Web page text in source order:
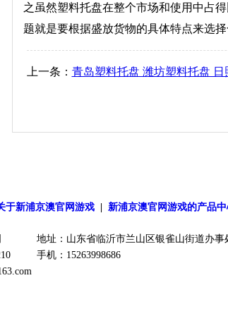
之虽然塑料托盘在整个市场和使用中占
题就是要根据盛放货物的具体特点来选
上一条： 青岛塑料托盘 潍坊塑料托盘
于新浦京澳官网游戏 新浦京澳官网游戏的产品
地址：山东省临沂市兰山区银雀山街道办事
手机：15263998686